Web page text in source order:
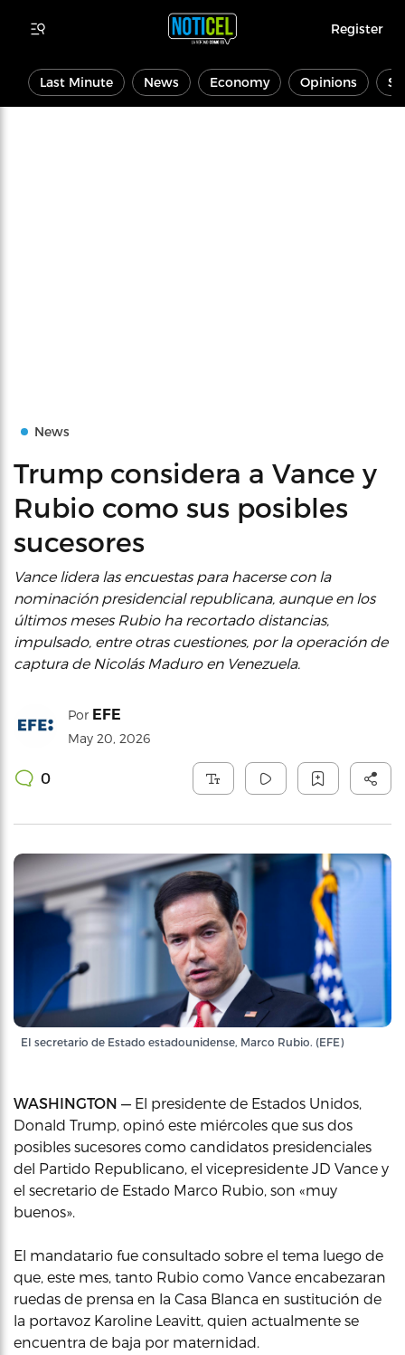
Register
Last Minute News Economy Opinions
News
Trump considera a Vance y
Rubio como sus posibles
sucesores
Vance lidera las encuestas para hacerse con la
nominación presidencial republicana, aunque en los
últimos meses Rubio ha recortado distancias,
impulsado, entre otras cuestiones, por la operación de
captura de Nicolás Maduro en Venezuela.
Por EFE
May 20, 2026
0
El secretario de Estado estadounidense, Marco Rubio. (EFE)
WASHINGTON — El presidente de Estados Unidos,
Donald Trump, opinó este miércoles que sus dos
posibles sucesores como candidatos presidenciales
del Partido Republicano, el vicepresidente JD Vance y
el secretario de Estado Marco Rubio, son «muy
buenos».
El mandatario fue consultado sobre el tema luego de
que, este mes, tanto Rubio como Vance encabezaran
ruedas de prensa en la Casa Blanca en sustitución de
la portavoz Karoline Leavitt, quien actualmente se
encuentra de baja por maternidad.